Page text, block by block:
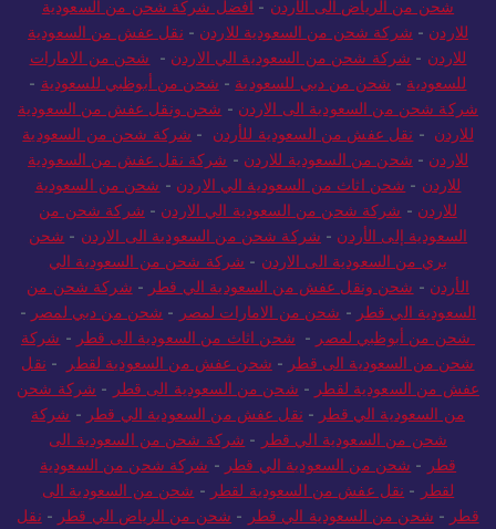
شحن من الرياض الى الأردن - افضل شركة شحن من السعودية
للاردن - شركة شحن من السعودية للاردن - نقل عفش من السعودية
للاردن - شركة شحن من السعودية الي الاردن - شحن من الامارات
للسعودية - شحن من دبي للسعودية - شحن من أبوظبي للسعودية -
شركة شحن من السعودية الى الاردن - شحن ونقل عفش من السعودية
للاردن - نقل عفش من السعودية للأردن - شركة شحن من السعودية
للاردن - شحن من السعودية للاردن - شركة نقل عفش من السعودية
للاردن - شحن اثاث من السعودية الي الاردن - شحن من السعودية
للاردن - شركة شحن من السعودية الي الاردن - شركة شحن من
السعودية إلى الأردن - شركة شحن من السعودية الى الاردن - شحن
بري من السعودية الى الاردن - شركة شحن من السعودية الي
الأردن - شحن ونقل عفش من السعودية الي قطر - شركة شحن من
السعودية الي قطر - شحن من الامارات لمصر - شحن من دبي لمصر -
شحن من أبوظبي لمصر - شحن اثاث من السعودية الى قطر - شركة
شحن من السعودية الى قطر - شحن عفش من السعودية لقطر - نقل
عفش من السعودية لقطر - شحن من السعودية الى قطر - شركة شحن
من السعودية الي قطر - نقل عفش من السعودية الي قطر - شركة
شحن من السعودية الي قطر - شركة شحن من السعودية الى
قطر - شحن من السعودية الي قطر - شركة شحن من السعودية
لقطر - نقل عفش من السعودية لقطر - شحن من السعودية الى
قطر - شحن من السعودية الي قطر - شحن من الرياض الي قطر - نقل